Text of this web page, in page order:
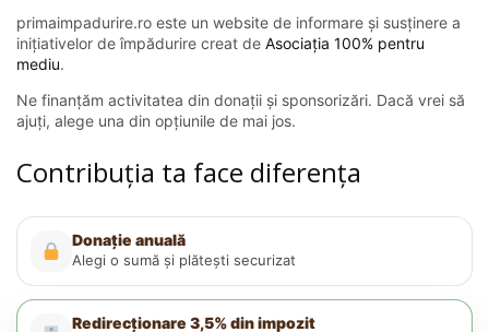
primaimpadurire.ro este un website de informare și susținere a
inițiativelor de împădurire creat de Asociația 100% pentru
mediu.
Ne finanțăm activitatea din donații și sponsorizări. Dacă vrei să
ajuți, alege una din opțiunile de mai jos.
Contribuția ta face diferența
Donație anuală
Alegi o sumă și plătești securizat
Redirecționare 3,5% din impozit